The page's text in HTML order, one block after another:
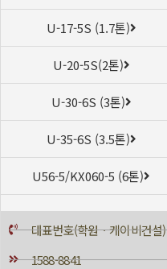
U-17-5S (1.7톤)
U-20-5S(2톤)
U-30-6S (3톤)
U-35-6S (3.5톤)
U56-5/KX060-5 (6톤)
대표번호(학원ㆍ케이비건설)
1588-8841